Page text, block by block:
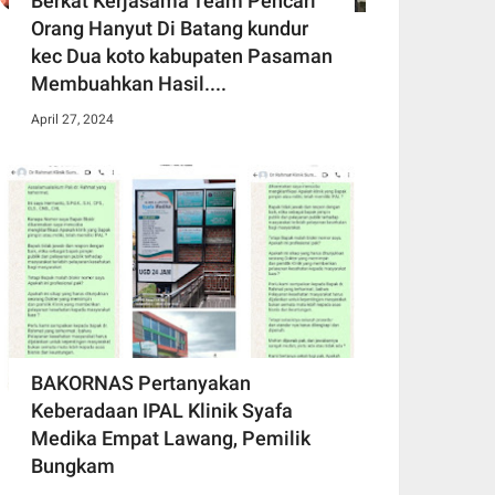
Orang Hanyut Di Batang kundur
kec Dua koto kabupaten Pasaman
Membuahkan Hasil....
April 27, 2024
BAKORNAS Pertanyakan
Keberadaan IPAL Klinik Syafa
Medika Empat Lawang, Pemilik
Bungkam